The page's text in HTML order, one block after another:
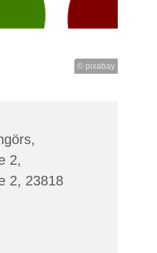
© pixabay
2,
2, 23818